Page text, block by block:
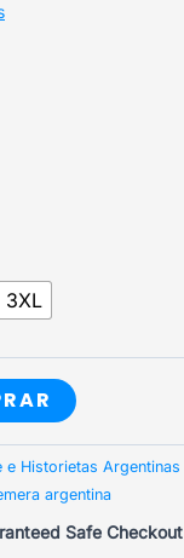
3XL
e Historietas Argentinas
argentina
Safe Checkout